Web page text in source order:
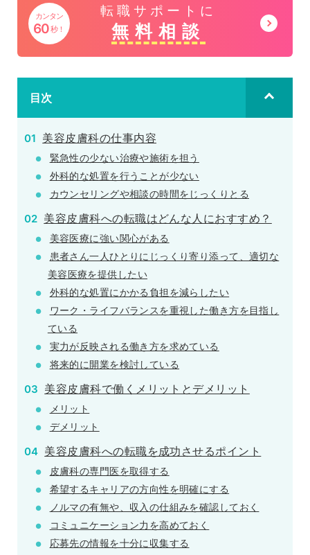
プ
リ
ン
カンタン
60秒！
転職サポートに
無料相談
グ
ル
ー
ン
目次
美容皮膚科の仕事内容
緊急性の少ない治療や施術を担う
外科的な処置を行うことが少ない
カウンセリングや相談の時間をじっくりとる
美容皮膚科への転職はどんな人におすすめ？
美容医療に強い関心がある
患者さん一人ひとりにじっくり寄り添って、適切な
美容医療を提供したい
外科的な処置にかかる負担を減らしたい
ワーク・ライフバランスを重視した働き方を目指し
ている
実力が反映される働き方を求めている
将来的に開業を検討している
美容皮膚科で働くメリットとデメリット
メリット
デメリット
美容皮膚科への転職を成功させるポイント
皮膚科の専門医を取得する
希望するキャリアの方向性を明確にする
ノルマの有無や、収入の仕組みを確認しておく
コミュニケーション力を高めておく
応募先の情報を十分に収集する